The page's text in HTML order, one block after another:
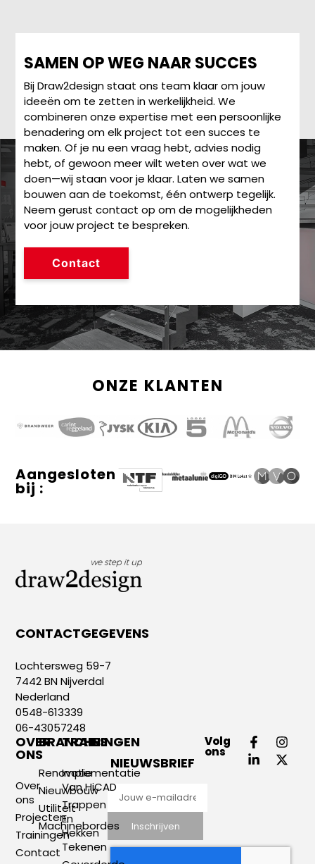
SAMEN OP WEG NAAR SUCCES
Bij Draw2design staat ons team klaar om jouw
ideeën om te zetten in werkelijkheid. We
combineren onze expertise met een persoonlijke
benadering om elk project tot een succes te
maken. Of je nu een vraag hebt, advies nodig
hebt, of gewoon meer wilt weten over wat we
doen—wij staan voor je klaar. Laten we samen
bouwen aan de toekomst, één ontwerp tegelijk.
Neem gerust contact op om de mogelijkheden
voor jouw project te bespreken.
Contact
ONZE KLANTEN
Aangesloten
bij :
CONTACTGEGEVENS
Lochtersweg 59-7
7442 BN Nijverdal
Nederland
0548-613339
06-43057248
OVER
ONS
Over
ons
Projecten
Trainingen
Contact
BRANCHES
Renovatie
Nieuwbouw
Utiliteit
Machinebordes
TRAININGEN
Implementatie
Van HiCAD
Trappen
En
Hekken
Tekenen
NIEUWSBRIEF
Inschrijven
Volg
ons